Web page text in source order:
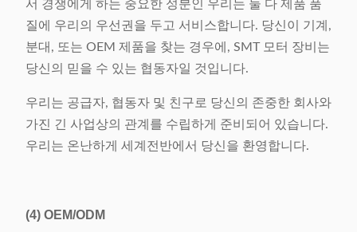
서 경쟁에게 하는 중요한 성분인 우리는 둘 다 제품 품
질에 우리의 우선권을 두고 서비스합니다. 당신이 기계,
분대, 또는 OEM 제품을 찾는 경우에, SMT 모터 장비는
당신의 믿을 수 있는 협동자일 것입니다.
우리는 공급자, 협동자 및 친구로 당신의 존중한 회사와
가진 긴 사업상의 관계를 수립하게 준비되어 있습니다.
우리는 온난하게 세계전반에서 당신을 환영합니다.
(4) OEM/ODM